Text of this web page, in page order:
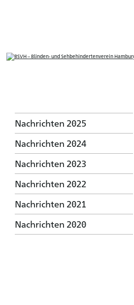
Nachrichten 2025
Nachrichten 2024
Nachrichten 2023
Nachrichten 2022
Nachrichten 2021
Nachrichten 2020